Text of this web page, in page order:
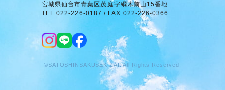
宮城県仙台市青葉区茂庭字綱木前山15番地
TEL:022-226-0187 / FAX:022-226-0366
©SATOSHINSAKUSEKIZAI. All Rights Reserved.